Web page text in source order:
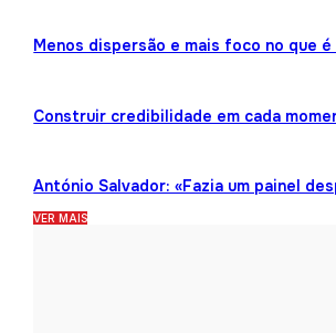
Menos dispersão e mais foco no que
Construir credibilidade em cada
António Salvador: «Fazia um painel
VER MAIS